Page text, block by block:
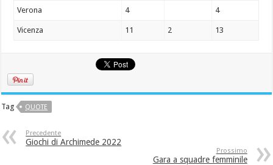
Verona 4 4
Vicenza 11 2 13
Tag QUOTE
Precedente
Giochi di Archimede 2022
Prossimo
Gara a squadre femminile